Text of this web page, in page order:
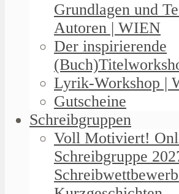
Grundlagen und
Autoren | WIEN
Der inspirierende
Lyrik-Workshop |
Gutscheine
Schreibgruppen
Voll Motiviert!
Schreibgruppe